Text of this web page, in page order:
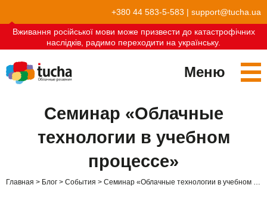
+380 44 583-5-583 | support@tucha.ua
Вживання російської мови може призвести до катастрофічних
наслідків, радимо переходити на українську.
Меню
TuchaBit+
Облака для e-commerce
Стать партнёром
Отзывы
Семинар «Облачные
технологии в учебном
процессе»
Главная Блог События Семинар «Облачные технологии в учебном процессе»